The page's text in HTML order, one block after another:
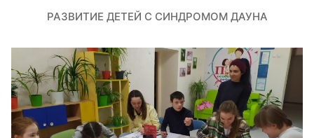
РАЗВИТИЕ ДЕТЕЙ С СИНДРОМОМ ДАУНА